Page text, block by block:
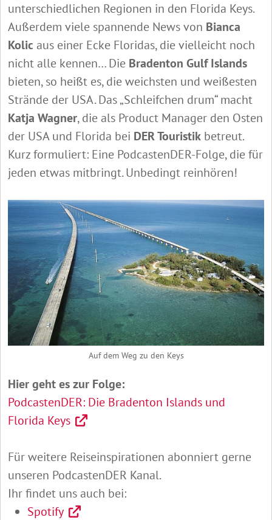
unterschiedlichen Regionen in den Florida Keys.
Außerdem viele spannende News von Bianca
Kolic aus einer Ecke Floridas, die vielleicht noch
nicht alle kennen… Die Bradenton Gulf Islands
bieten, so heißt es, die weichsten und weißesten
Strände der USA. Das „Schleifchen drum“ macht
Katja Wagner, die als Product Manager den Osten
der USA und Florida bei DER Touristik betreut.
Kurz formuliert: Eine PodcastenDER-Folge, die für
jeden etwas mitbringt. Unbedingt reinhören!
Auf dem Weg zu den Keys
Hier geht es zur Folge:
PodcastenDER: Die Bradenton Islands und
Florida Keys
Für weitere Reiseinspirationen abonniert gerne
unseren PodcastenDER Kanal.
Ihr findet uns auch bei:
Spotify